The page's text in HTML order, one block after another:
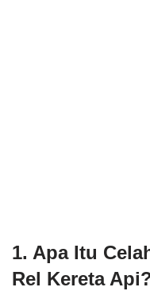
1. Apa Itu
Rel Kereta